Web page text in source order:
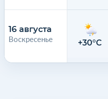
16 августа
Воскресенье +30°C